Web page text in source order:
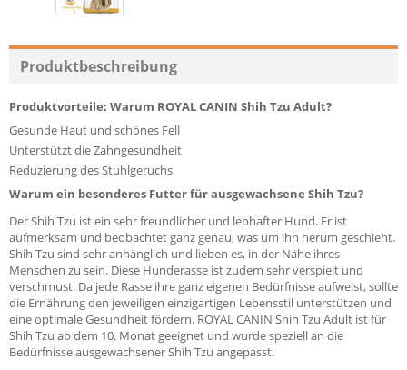
Produktbeschreibung
Produktvorteile: Warum ROYAL CANIN Shih Tzu Adult?
Gesunde Haut und schönes Fell
Unterstützt die Zahngesundheit
Reduzierung des Stuhlgeruchs
Warum ein besonderes Futter für ausgewachsene Shih Tzu?
Der Shih Tzu ist ein sehr freundlicher und lebhafter Hund. Er ist
aufmerksam und beobachtet ganz genau, was um ihn herum geschieht.
Shih Tzu sind sehr anhänglich und lieben es, in der Nähe ihres
Menschen zu sein. Diese Hunderasse ist zudem sehr verspielt und
verschmust. Da jede Rasse ihre ganz eigenen Bedürfnisse aufweist, sollte
die Ernährung den jeweiligen einzigartigen Lebensstil unterstützen und
eine optimale Gesundheit fördern. ROYAL CANIN Shih Tzu Adult ist für
Shih Tzu ab dem 10. Monat geeignet und wurde speziell an die
Bedürfnisse ausgewachsener Shih Tzu angepasst.